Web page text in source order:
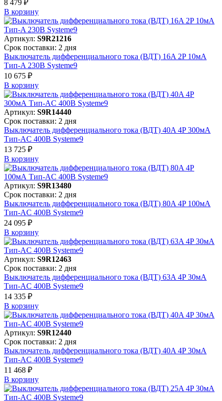
8 479 ₽
В корзинy
Артикул: S9R21216
Срок поставки: 2 дня
Выключатель дифференциального тока (ВДТ) 16A 2P 10мА
Тип-A 230В Systeme9
10 675 ₽
В корзинy
Артикул: S9R14440
Срок поставки: 2 дня
Выключатель дифференциального тока (ВДТ) 40A 4P 300мА
Тип-AC 400В Systeme9
13 725 ₽
В корзинy
Артикул: S9R13480
Срок поставки: 2 дня
Выключатель дифференциального тока (ВДТ) 80A 4P 100мА
Тип-AC 400В Systeme9
24 095 ₽
В корзинy
Артикул: S9R12463
Срок поставки: 2 дня
Выключатель дифференциального тока (ВДТ) 63A 4P 30мА
Тип-AC 400В Systeme9
14 335 ₽
В корзинy
Артикул: S9R12440
Срок поставки: 2 дня
Выключатель дифференциального тока (ВДТ) 40A 4P 30мА
Тип-AC 400В Systeme9
11 468 ₽
В корзинy